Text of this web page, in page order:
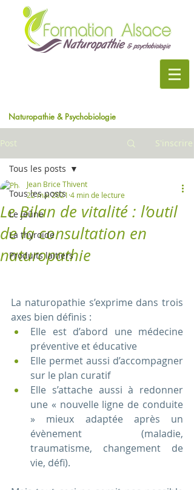
Naturopathie & Psychobiologie
Post S'inscrire
Tous les posts
Le jeûne
La thyroïde
Produits laitiers
Tous les posts
Le Bilan de vitalité : l’outil
de la consultation en
naturopathie
Jean Brice Thivent
22 mai 2021 4 min de lecture
La naturopathie s’exprime dans trois
axes bien définis :
Elle est d’abord une médecine
préventive et éducative
Elle permet aussi d’accompagner
sur le plan curatif
Elle s’attache aussi à redonner
une « nouvelle ligne de conduite
» mieux adaptée après un
évènement (maladie,
traumatisme, changement de
vie, défi).